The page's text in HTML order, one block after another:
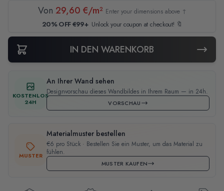
Von 29,60 €/m² Enter your dimensions above ↑
20% OFF €99+ Unlock your coupon at checkout! 🔖
IN DEN WARENKORB
KOSTENLOS
24H
An Ihrer Wand sehen
Designvorschau dieses Wandbildes in Ihrem Raum — in 24h.
VORSCHAU
MUSTER
Materialmuster bestellen
€6 pro Stück · Bestellen Sie ein Muster, um das Material zu
fühlen.
MUSTER KAUFEN